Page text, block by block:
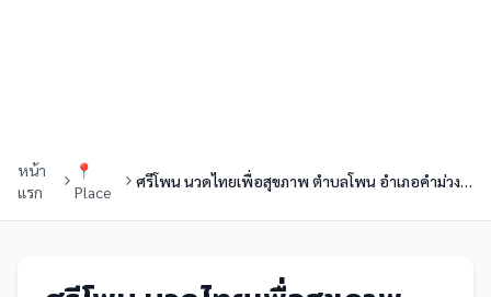
หน้า
แรก
📍
Place
ศรีโพน นวดไทยเพื่อสุขภาพ ตำบลโพน อำเภอคำม่วง จังหวัดกาฬสินธุ์